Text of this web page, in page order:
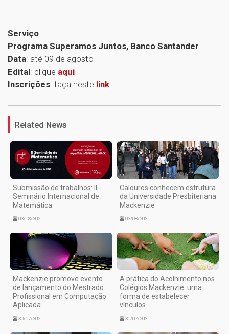
Serviço
Programa Superamos Juntos, Banco Santander
Data: até 09 de agosto
Edital: clique aqui
Inscrições: faça neste link
Related News
Submissão de trabalhos: II
Seminário Internacional de
Matemática
03/08/2021
Calouros conhecem estrutura
da Universidade Presbiteriana
Mackenzie
03/08/2021
Mackenzie promove evento
de lançamento do Mestrado
Profissional em Computação
Aplicada
30/07/2021
A prática do Acolhimento nos
Colégios Mackenzie: uma
forma de estabelecer
vínculos
30/07/2021